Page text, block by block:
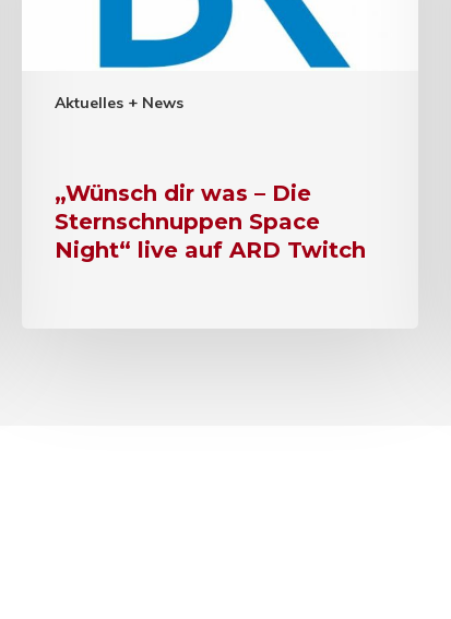
Aktuelles + News
„Wünsch dir was – Die
Sternschnuppen Space
Night“ live auf ARD Twitch